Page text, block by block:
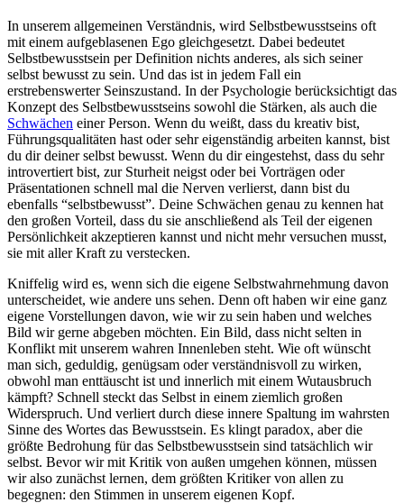
In unserem allgemeinen Verständnis, wird Selbstbewusstseins oft
mit einem aufgeblasenen Ego gleichgesetzt. Dabei bedeutet
Selbstbewusstsein per Definition nichts anderes, als sich seiner
selbst bewusst zu sein. Und das ist in jedem Fall ein
erstrebenswerter Seinszustand. In der Psychologie berücksichtigt das
Konzept des Selbstbewusstseins sowohl die Stärken, als auch die
Schwächen einer Person. Wenn du weißt, dass du kreativ bist,
Führungsqualitäten hast oder sehr eigenständig arbeiten kannst, bist
du dir deiner selbst bewusst. Wenn du dir eingestehst, dass du sehr
introvertiert bist, zur Sturheit neigst oder bei Vorträgen oder
Präsentationen schnell mal die Nerven verlierst, dann bist du
ebenfalls “selbstbewusst”. Deine Schwächen genau zu kennen hat
den großen Vorteil, dass du sie anschließend als Teil der eigenen
Persönlichkeit akzeptieren kannst und nicht mehr versuchen musst,
sie mit aller Kraft zu verstecken.
Kniffelig wird es, wenn sich die eigene Selbstwahrnehmung davon
unterscheidet, wie andere uns sehen. Denn oft haben wir eine ganz
eigene Vorstellungen davon, wie wir zu sein haben und welches
Bild wir gerne abgeben möchten. Ein Bild, dass nicht selten in
Konflikt mit unserem wahren Innenleben steht. Wie oft wünscht
man sich, geduldig, genügsam oder verständnisvoll zu wirken,
obwohl man enttäuscht ist und innerlich mit einem Wutausbruch
kämpft? Schnell steckt das Selbst in einem ziemlich großen
Widerspruch. Und verliert durch diese innere Spaltung im wahrsten
Sinne des Wortes das Bewusstsein. Es klingt paradox, aber die
größte Bedrohung für das Selbstbewusstsein sind tatsächlich wir
selbst. Bevor wir mit Kritik von außen umgehen können, müssen
wir also zunächst lernen, dem größten Kritiker von allen zu
begegnen: den Stimmen in unserem eigenen Kopf.